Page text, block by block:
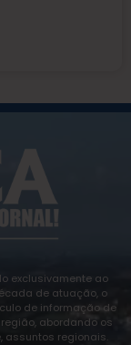
exclusivamente ao
de atuação, o
de informação de
abordando os
assuntos regionais.